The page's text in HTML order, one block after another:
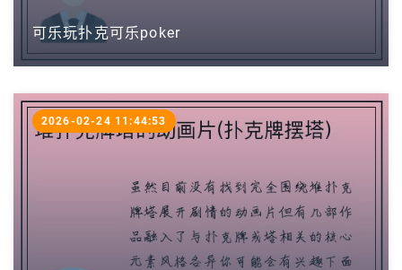
可乐玩扑克可乐poker
2026-02-24 11:44:53